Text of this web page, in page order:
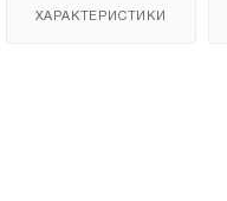
ХАРАКТЕРИСТИКИ